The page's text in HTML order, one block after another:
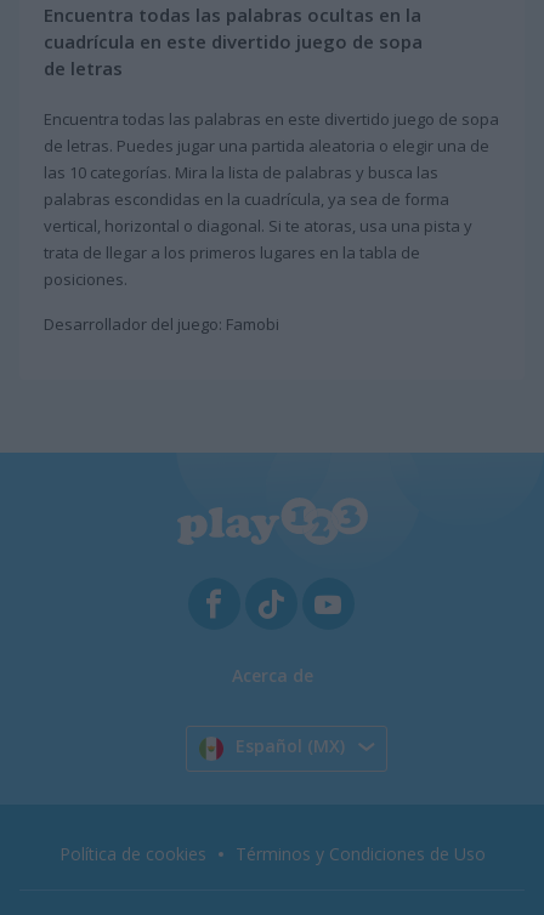
Encuentra todas las palabras ocultas en la
cuadrícula en este divertido juego de sopa
de letras
Encuentra todas las palabras en este divertido juego de sopa
de letras. Puedes jugar una partida aleatoria o elegir una de
las 10 categorías. Mira la lista de palabras y busca las
palabras escondidas en la cuadrícula, ya sea de forma
vertical, horizontal o diagonal. Si te atoras, usa una pista y
trata de llegar a los primeros lugares en la tabla de
posiciones.
Desarrollador del juego: Famobi
Acerca de
Español (MX)
Política de cookies Términos y Condiciones de Uso